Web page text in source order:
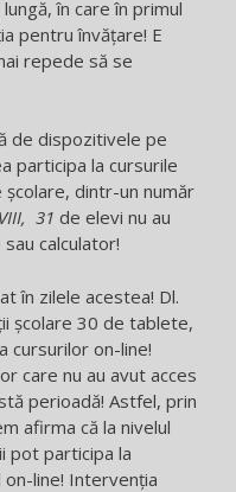
în care în primul
pentru învățare! E
repede să se
de dispozitivele pe
participa la cursurile
școlare, dintr-un număr
31 de elevi nu au
calculator!
în zilele acestea! Dl.
școlare 30 de tablete,
cursurilor on-line!
care nu au avut acces
perioadă! Astfel, prin
afirma că la nivelul
pot participa la
line! Intervenția